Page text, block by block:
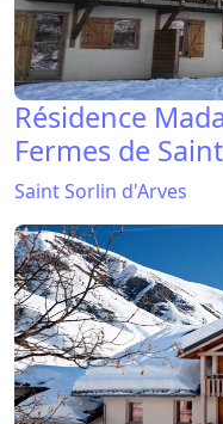
Résidence
Fermes de
Saint Sorlin d'Arves